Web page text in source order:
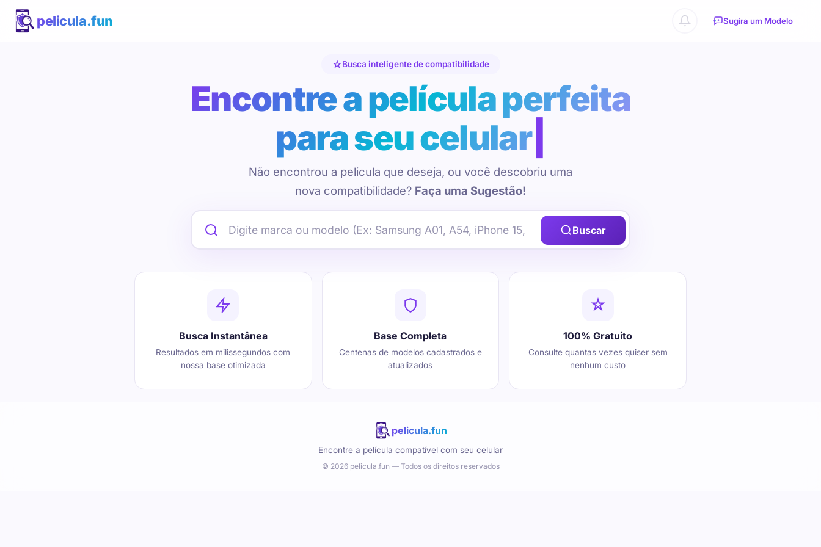
pelicula.fun Sugira um Modelo
Busca inteligente de compatibilidade
Encontre a película perfeita
para seu celular
Não encontrou a pelicula que deseja, ou você descobriu uma
nova compatibilidade? Faça uma Sugestão!
Buscar
Busca Instantânea
Resultados em milissegundos com
nossa base otimizada
Base Completa
Centenas de modelos cadastrados e
atualizados
100% Gratuito
Consulte quantas vezes quiser sem
nenhum custo
pelicula.fun
Encontre a película compatível com seu celular
© 2026 pelicula.fun — Todos os direitos reservados